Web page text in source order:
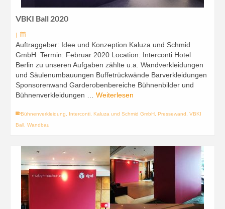
VBKI Ball 2020
|
Auftraggeber: Idee und Konzeption Kaluza und Schmid
GmbH Termin: Februar 2020 Location: Interconti Hotel
Berlin zu unseren Aufgaben zählte u.a. Wandverkleidungen
und Säulenumbauungen Buffetrückwände Barverkleidungen
Sponsorenwand Garderobenbereiche Bühnenbilder und
Bühnenverkleidungen … Weiterlesen
Bühnenverkleidung Interconti Kaluza und Schmid GmbH Pressewand
VBKI
Ball Wandbau